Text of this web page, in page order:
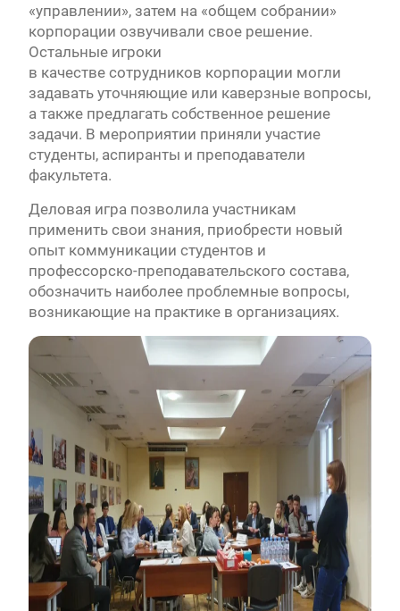
«управлении», затем на «общем собрании»
корпорации озвучивали свое решение.
Остальные игроки
в качестве сотрудников корпорации могли
задавать уточняющие или каверзные вопросы,
а также предлагать собственное решение
задачи. В мероприятии приняли участие
студенты, аспиранты и преподаватели
факультета.
Деловая игра позволила участникам
применить свои знания, приобрести новый
опыт коммуникации студентов и
профессорско-преподавательского состава,
обозначить наиболее проблемные вопросы,
возникающие на практике в организациях.